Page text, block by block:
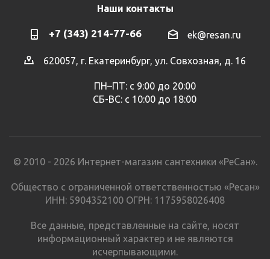
Наши контакты
+7 (343) 214-77-66 ek@resan.ru
620057, г. Екатеринбург, ул. Совхозная, д. 16
ПН–ПТ: с 9:00 до 20:00
СБ-ВС: с 10:00 до 18:00
© 2010 - 2026 Интернет-магазин сантехники «РеСан».
Общество с ограниченной ответственностью «Ресан»
ИНН: 5904352100 ОГРН: 1175958026408
Все данные, представленные на сайте, носят
информационный характер и не являются
исчерпывающими.